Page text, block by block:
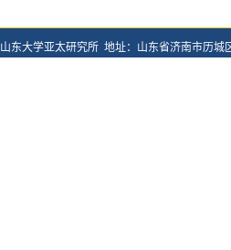
山东大学亚太研究所 地址：山东省济南市历城